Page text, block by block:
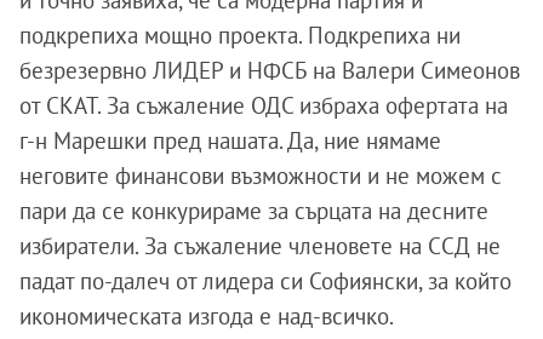
подкрепиха мощно проекта. Подкрепиха ни
безрезервно ЛИДЕР и НФСБ на Валери Симеонов
от СКАТ. За съжаление ОДС избраха офертата на
г-н Марешки пред нашата. Да, ние нямаме
неговите финансови възможности и не можем с
пари да се конкурираме за сърцата на десните
избиратели. За съжаление членовете на ССД не
падат по-далеч от лидера си Софиянски, за който
икономическата изгода е над-всичко.